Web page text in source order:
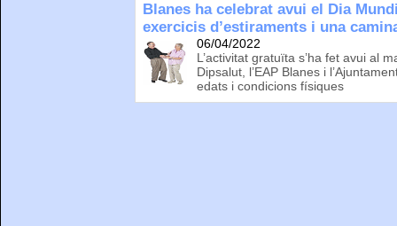
Blanes ha celebrat avui el Dia
exercicis d’estiraments i una
06/04/2022
L’activitat gratuïta s’ha fet avui al
Dipsalut, l’EAP Blanes i
edats i condicions físiques